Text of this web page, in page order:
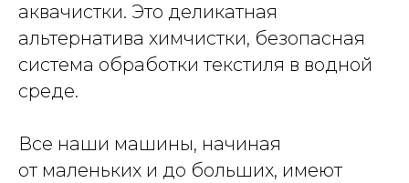
аквачистки. Это деликатная
альтернатива химчистки, безопасная
система обработки текстиля в водной
среде.
Все наши машины, начиная
от маленьких и до больших, имеют